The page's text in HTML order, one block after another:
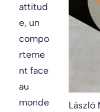
László
attitud
e, un
compo
rteme
nt face
au
monde